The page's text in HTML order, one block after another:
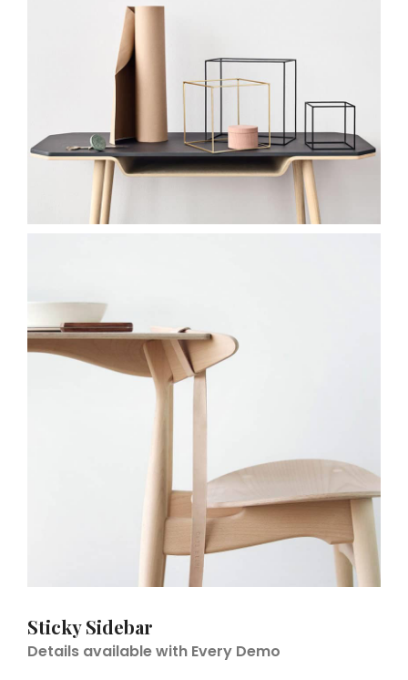
Sticky Sidebar
Details available with Every Demo